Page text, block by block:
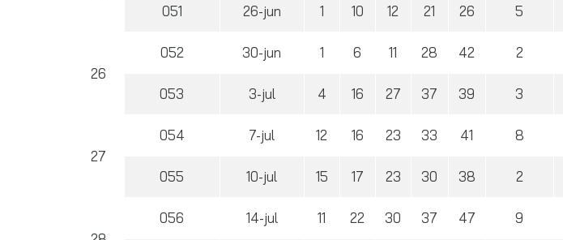
051 26-jun 1 10 12 21 26 5
26
052 30-jun 1 6 11 28 42 2
053 3-jul 4 16 27 37 39 3
27
054 7-jul 12 16 23 33 41 8
055 10-jul 15 17 23 30 38 2
056 14-jul 11 22 30 37 47 9